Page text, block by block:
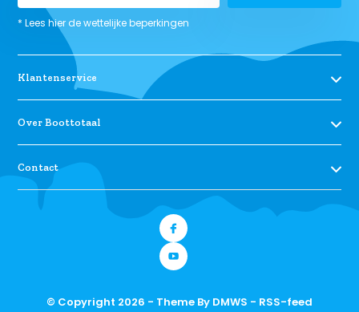
* Lees hier de wettelijke beperkingen
Klantenservice
Over Boottotaal
Contact
© Copyright 2026 - Theme By DMWS - RSS-feed